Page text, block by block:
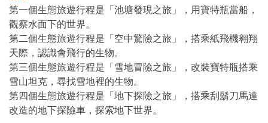
第一個生態旅遊行程是「池塘發現之旅」，用寶特瓶當船，
觀察水面下的世界。
第二個生態旅遊行程是「空中驚險之旅」，搭乘紙飛機翱翔
天際，認識會飛行的生物。
第三個生態旅遊行程是「雪地冒險之旅」，改裝寶特瓶搭乘
雪山坦克，尋找雪地裡的生物。
第四個生態旅遊行程是「地下探險之旅」，搭乘刮鬍刀馬達
改造的地下探險車，探索地下世界。